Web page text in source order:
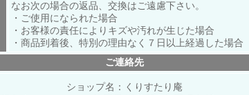
なお次の場合の返品、交換はご遠慮下さい。
・ご使用になられた場合
・お客様の責任によりキズや汚れが生じた場合
・商品到着後、特別の理由なく７日以上経過した場合
ご連絡先
ショップ名：くりすたり庵